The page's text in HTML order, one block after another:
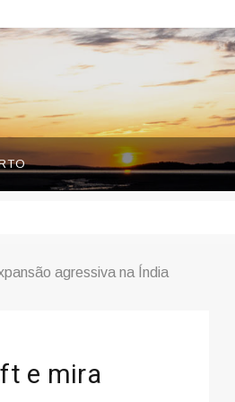
agressiva na Índia
e mira